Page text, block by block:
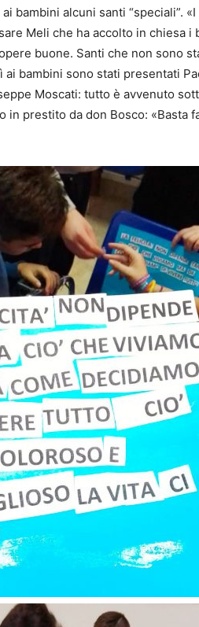
bambini alcuni santi “speciali”.
Meli che ha accolto in chiesa
buone. Santi che non sono
bambini sono stati presentati
Moscati: tutto è avvenuto
in prestito da don Bosco: «Basta